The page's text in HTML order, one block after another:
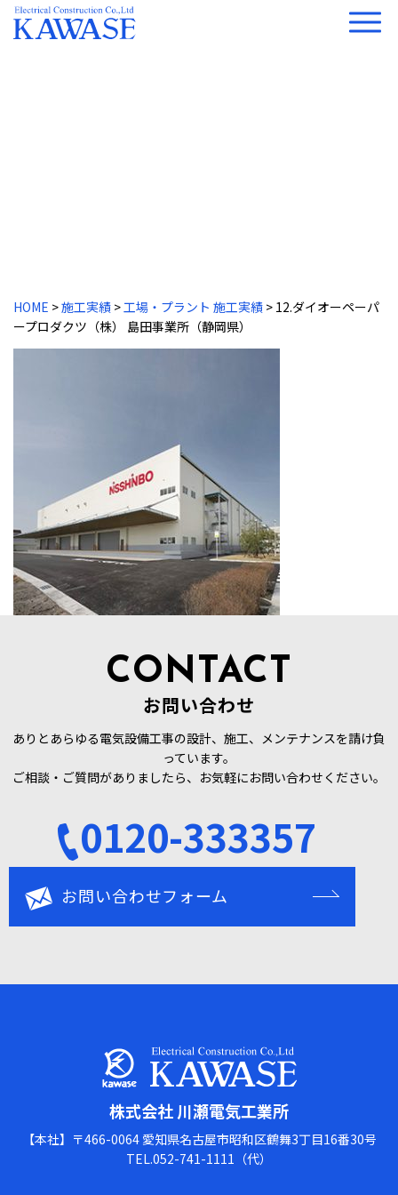
ホーム
会社情報
HOME >施工実績 >工場・プラント 施工実績 > 12.ダイオーペーパ
ープロダクツ（株） 島田事業所（静岡県）
CONTACT
お問い合わせ
ありとあらゆる電気設備工事の設計、施工、メンテナンスを請け負
っています。
ご相談・ご質問がありましたら、お気軽にお問い合わせください。
0120-333357
お問い合わせフォーム
株式会社 川瀬電気工業所
【本社】〒466-0064 愛知県名古屋市昭和区鶴舞3丁目16番30号
TEL.052-741-1111（代）